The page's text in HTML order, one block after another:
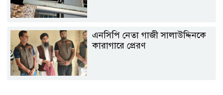
এনসিপি নেতা গাজী সালাউদ্দিনকে
কারাগারে প্রেরণ